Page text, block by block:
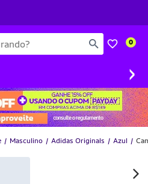
0
›
Masculino Adidas Originals Azul
OFF